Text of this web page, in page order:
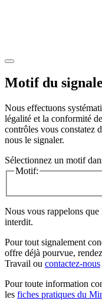
Motif du
Nous effectuons
légalité et la conformité
contrôles vous constatez
nous le signaler.
Sélectionnez un motif
Motif:
Nous vous rappelons
interdit.
Pour tout signalement
offre déjà pourvue,
Travail ou contactez-nous
Pour toute information
les fiches pratiques du